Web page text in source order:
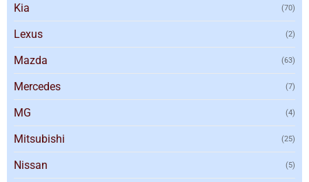
Kia (70)
Lexus (2)
Mazda (63)
Mercedes (7)
MG (4)
Mitsubishi (25)
Nissan (5)